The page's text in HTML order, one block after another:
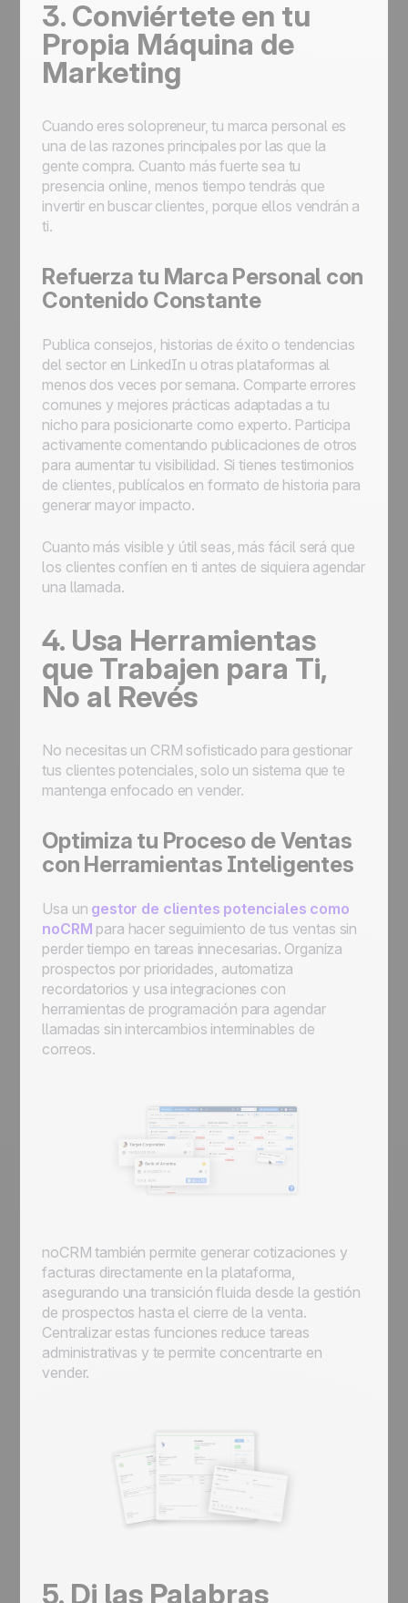
3. Conviértete en tu
Propia Máquina de
Marketing
Cuando eres solopreneur, tu marca personal es
una de las razones principales por las que la
gente compra. Cuanto más fuerte sea tu
presencia online, menos tiempo tendrás que
invertir en buscar clientes, porque ellos vendrán a
ti.
Refuerza tu Marca Personal con
Contenido Constante
Publica consejos, historias de éxito o tendencias
del sector en LinkedIn u otras plataformas al
menos dos veces por semana. Comparte errores
comunes y mejores prácticas adaptadas a tu
nicho para posicionarte como experto. Participa
activamente comentando publicaciones de otros
para aumentar tu visibilidad. Si tienes testimonios
de clientes, publícalos en formato de historia para
generar mayor impacto.
Cuanto más visible y útil seas, más fácil será que
los clientes confíen en ti antes de siquiera agendar
una llamada.
4. Usa Herramientas
que Trabajen para Ti,
No al Revés
No necesitas un CRM sofisticado para gestionar
tus clientes potenciales, solo un sistema que te
mantenga enfocado en vender.
Optimiza tu Proceso de Ventas
con Herramientas Inteligentes
Usa un gestor de clientes potenciales como
noCRM para hacer seguimiento de tus ventas sin
perder tiempo en tareas innecesarias. Organiza
prospectos por prioridades, automatiza
recordatorios y usa integraciones con
herramientas de programación para agendar
llamadas sin intercambios interminables de
correos.
noCRM también permite generar cotizaciones y
facturas directamente en la plataforma,
asegurando una transición fluida desde la gestión
de prospectos hasta el cierre de la venta.
Centralizar estas funciones reduce tareas
administrativas y te permite concentrarte en
vender.
5. Di las Palabras